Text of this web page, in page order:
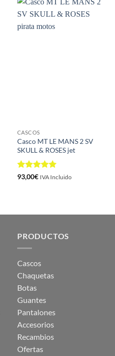
CASCOS
Casco MT LE MANS 2 SV
SKULL & ROSES jet
Valorado
93,00€ IVA Incluido
PRODUCTOS
Cascos
Chaquetas
Botas
Guantes
Pantalones
Accesorios
Recambios
Ofertas